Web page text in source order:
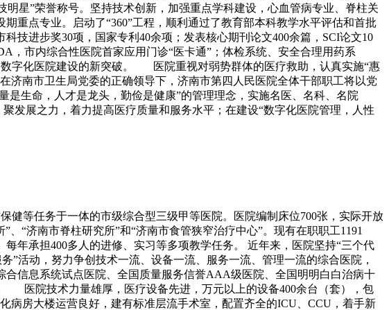
星”荣誉称号。坚持技术创新，加强重点学科建设，心血管病专业、脊柱关
重点专业。启动了“360”工程，顺利通过了教育部本科教学水平评估和首批
技进步奖30项，国家专利40余项；发表核心期刊论文400余篇，SCI论文10
，市内综合性医院首家应用门诊“医卡通”；体检系统、安全合理用药系
数字化医院建设的新突破。 医院重视对弱势群体的医疗救助，认真实施“惠
南市卫生局党委的正确领导下，济南市第四人民医院全体干部职工将以党
生命，人才是龙头，勤俭是健康”的管理理念，实施名医、名科、名院
发展之力，着力提高医疗质量和服务水平；在建设“数字化医院管理，人性
健等任务于一体的市级综合型三级甲等医院。医院编制床位700张，实际开放
“济南市脊柱研究所”和“济南市食管狭窄治疗中心”。现有在职职工1191
年承担400多人的进修、实习等多项教学任务。 近年来，医院坚持“三个代
”活动，努力争创技术一流、设备一流、服务一流、管理一流的综合医院，
信息系统试点医院、全国质量服务信誉AAA级医院、全国明明白白治病十
医院技术力量雄厚，医疗设备先进，万元以上的设备400余台（套），包
病房大楼运营良好，建有标准层流手术室，配置齐全的ICU、CCU，着手新